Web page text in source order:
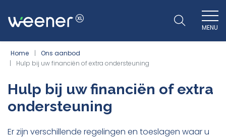
WEENER XL
MENU
Home
Ons aanbod
Hulp bij uw financiën of extra ondersteuning
Hulp bij uw financiën of extra
ondersteuning
Er zijn verschillende regelingen en toeslagen waar u